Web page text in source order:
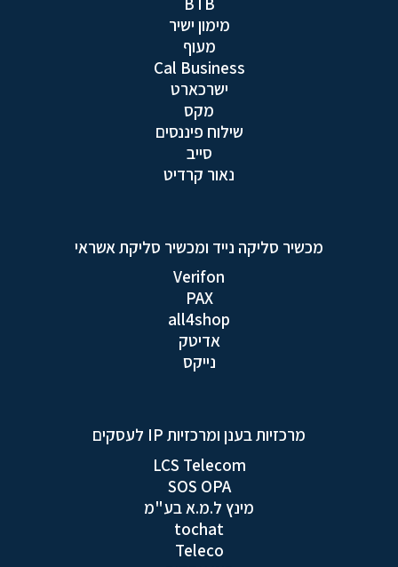
מימון ישיר
מעוף
Cal Business
ישרכארט
מקס
שילוח פיננסים
סייב
נאור קרדיט
מכשיר סליקה נייד ומכשיר סליקת אשראי
Verifon
PAX
all4shop
אדיטק
נייקס
מרכזיות בענן ומרכזיות IP לעסקים
LCS Telecom
SOS OPA
מינץ ל.מ.א בע"מ
tochat
Teleco